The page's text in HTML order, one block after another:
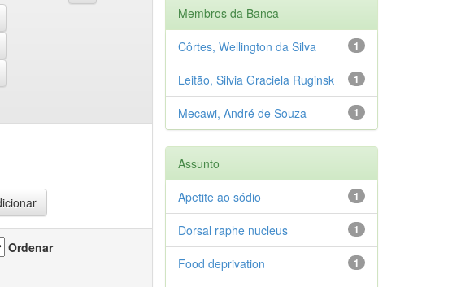
Ordenar
Membros da Banca
1
Côrtes, Wellington da Silva
1
Leitão, Silvia Graciela Ruginsk
1
Mecawi, André de Souza
Assunto
1
Apetite ao sódio
1
Dorsal raphe nucleus
1
Food deprivation